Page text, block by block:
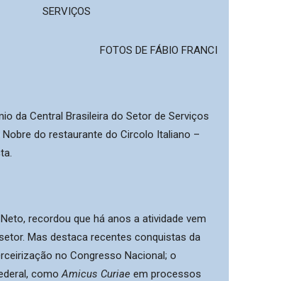
SERVIÇOS
FOTOS DE FÁBIO FRANCI
da Central Brasileira do Setor de Serviços
do restaurante do Circolo Italiano –
recordou que há anos a atividade vem
Mas destaca recentes conquistas da
no Congresso Nacional; o
como A​micus Curiae em processos